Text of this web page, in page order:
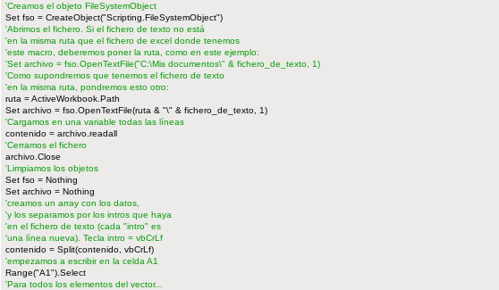
'Creamos el objeto FileSystemObject
Set fso = CreateObject("Scripting.FileSystemObject")
'Abrimos el fichero. Si el fichero de texto no está
'en la misma ruta que el fichero de excel donde tenemos
'este macro, deberemos poner la ruta, como en este ejemplo:
'Set archivo = fso.OpenTextFile("C:\Mis documentos\" & fichero_de_texto, 1)
'Como supondremos que tenemos el fichero de texto
'en la misma ruta, pondremos esto otro:
ruta = ActiveWorkbook.Path
Set archivo = fso.OpenTextFile(ruta & "\" & fichero_de_texto, 1)
'Cargamos en una variable todas las líneas
contenido = archivo.readall
'Cerramos el fichero
archivo.Close
'Limpiamos los objetos
Set fso = Nothing
Set archivo = Nothing
'creamos un array con los datos,
'y los separamos por los intros que haya
'en el fichero de texto (cada "intro" es
'una línea nueva). Tecla intro = vbCrLf
contenido = Split(contenido, vbCrLf)
'empezamos a escribir en la celda A1
Range("A1").Select
'Para todos los elementos del vector...